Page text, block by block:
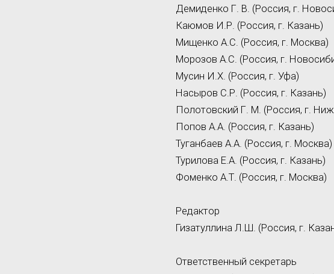
Демиденко Г. В. (Россия, г.
Каюмов И.Р. (Россия, г. Казань)
Мищенко А.С. (Россия, г. Москва)
Морозов А.С. (Россия, г.
Мусин И.Х. (Россия, г. Уфа)
Насыров С.Р. (Россия, г. Казань)
Полотовский Г. М. (Россия, г.
Попов А.А. (Россия, г. Казань)
Туганбаев А.А. (Россия, г. Москва)
Турилова Е.А. (Россия, г. Казань)
Фоменко А.Т. (Россия, г. Москва)
Редактор
Гизатуллина Л.Ш. (Россия, г.
Ответственный секретарь